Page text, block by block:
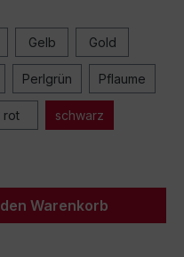
Gelb Gold
Perlgrün Pflaume
rot schwarz
Warenkorb